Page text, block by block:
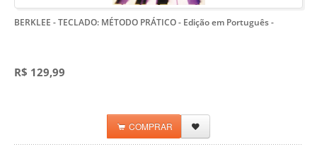
BERKLEE - TECLADO: MÉTODO PRÁTICO - Edição em Português-
R$ 129,99
COMPRAR